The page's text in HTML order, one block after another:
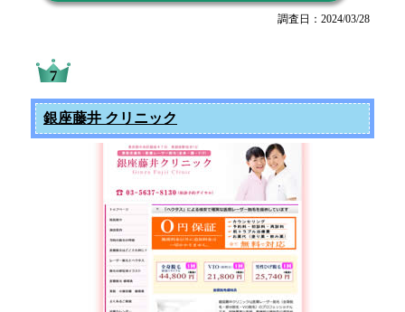
調査日：2024/03/28
銀座藤井 クリニック